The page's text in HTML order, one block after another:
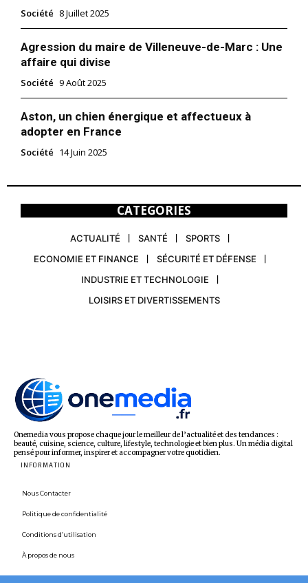
Société 8 Juillet 2025
Agression du maire de Villeneuve-de-Marc : Une
affaire qui divise
Société 9 Août 2025
Aston, un chien énergique et affectueux à
adopter en France
Société 14 Juin 2025
CATEGORIES
ACTUALITÉ SANTÉ
SPORTS
ECONOMIE ET FINANCE
SÉCURITÉ ET DÉFENSE
INDUSTRIE ET TECHNOLOGIE
LOISIRS ET DIVERTISSEMENTS
Onemedia vous propose chaque jour le meilleur de l’actualité et des tendances :
beauté, cuisine, science, culture, lifestyle, technologie et bien plus. Un média digital
pensé pour informer, inspirer et accompagner votre quotidien.
INFORMATION
Nous Contacter
Politique de confidentialité
Conditions d’utilisation
À propos de nous